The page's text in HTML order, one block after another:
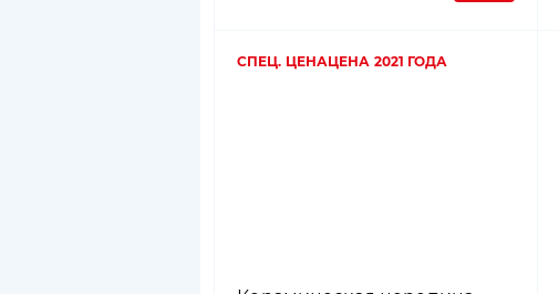
СПЕЦ. ЦЕНАЦЕНА 2021 ГОДА